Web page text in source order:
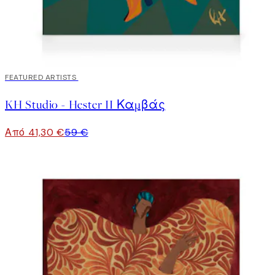
30%*
FEATURED ARTISTS
KH Studio - Hester II Καμβάς
Από 41,30 €59 €